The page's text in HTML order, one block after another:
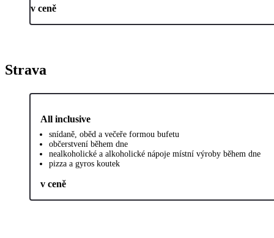
v ceně
Strava
All inclusive
snídaně, oběd a večeře formou bufetu
občerstvení během dne
nealkoholické a alkoholické nápoje místní výroby během dne
pizza a gyros koutek
v ceně